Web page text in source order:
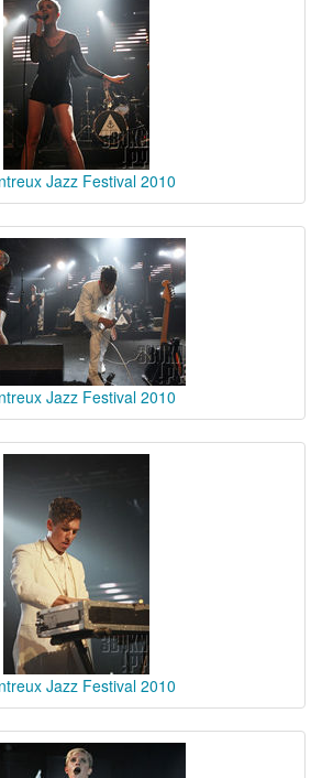
Jazz Festival 2010
Jazz Festival 2010
Jazz Festival 2010